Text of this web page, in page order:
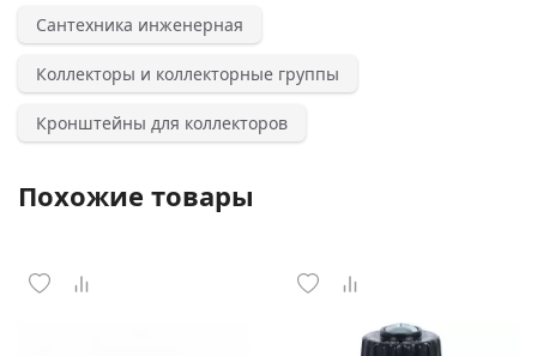
Сантехника инженерная
Коллекторы и коллекторные группы
Кронштейны для коллекторов
Похожие товары